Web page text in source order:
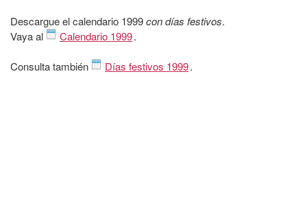
Descargue el calendario 1999con días festivos.
Vaya al
Calendario 1999.
Consulta también Días festivos 1999.